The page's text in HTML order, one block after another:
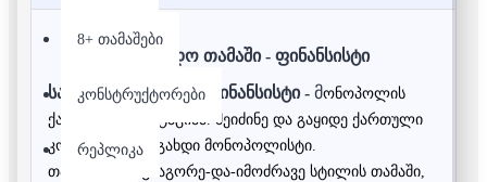
8+ თამაშები
კონსტრუქტორები
რეპლიკა
სამაგიდო თამაში - ფინანსისტი
სამაგიდო თამაში - ფინანსისტი - მონოპოლის
ქართული ადაპტაციაა. შეიძინე და გაყიდე ქართული
კომპანიები და გახდი მონოპოლისტი.
თამაში არის გააგორე-და-იმოძრავე სტილის თამაში,